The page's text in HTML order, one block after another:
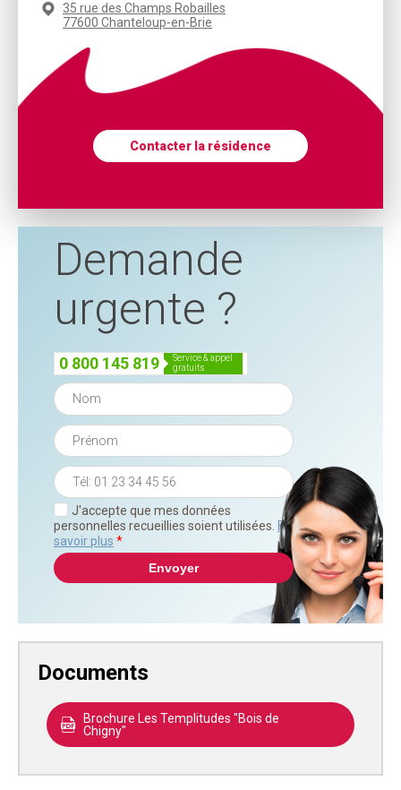
35 rue des Champs Robailles
77600 Chanteloup-en-Brie
Contacter la résidence
Demande
urgente ?
0 800 145 819
service & appel
gratuits
J'accepte que mes données
personnelles recueillies soient utilisées. En
savoir plus *
Documents
Brochure Les Templitudes "Bois de
Chigny"